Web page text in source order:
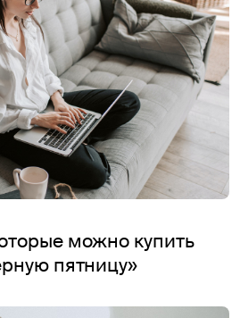
можно купить
пятницу»